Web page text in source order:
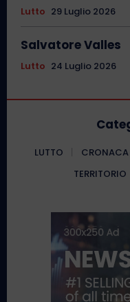
Lutto 29 Luglio 2026
Salvatore Valles
Lutto 24 Luglio 2026
LUTTO CRONACA
TERRITORIO